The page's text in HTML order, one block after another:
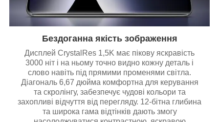
Бездоганна якість зображення
Дисплей CrystalRes 1,5K має пікову яскравість
3000 ніт і на ньому точно видно кожну деталь і
слово навіть під прямими променями світла.
Діагональ 6,67 дюйма комфортна для керування
та скролінгу, забезпечує чудові кольори та
захопливі відчуття від перегляду. 12-бітна глибина
та широка гама відтінків дають змогу